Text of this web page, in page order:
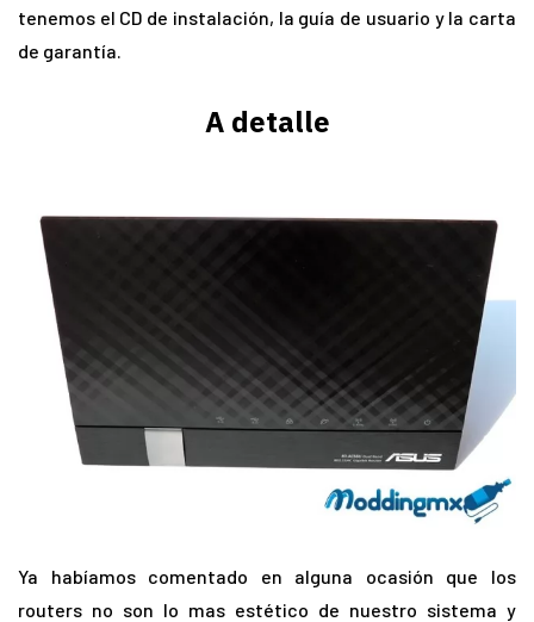
tenemos el CD de instalación, la guía de usuario y la carta
de garantía.
A detalle
Ya habíamos comentado en alguna ocasión que los
routers no son lo mas estético de nuestro sistema y